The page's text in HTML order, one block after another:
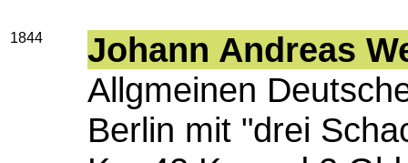
1844
Johann Andreas
Allgmeinen
Berlin mit "drei